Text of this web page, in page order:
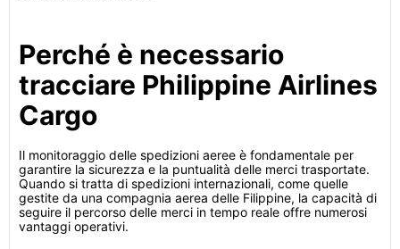
Perché è necessario
tracciare Philippine Airlines
Cargo
Il monitoraggio delle spedizioni aeree è fondamentale per
garantire la sicurezza e la puntualità delle merci trasportate.
Quando si tratta di spedizioni internazionali, come quelle
gestite da una compagnia aerea delle Filippine, la capacità di
seguire il percorso delle merci in tempo reale offre numerosi
vantaggi operativi.